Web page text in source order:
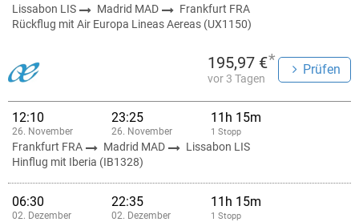
Lissabon LIS Madrid MAD
Frankfurt FRA
Rückflug mit Air Europa Lineas Aereas (UX1150)
195,97 €*
vor 3 Tagen
Prüfen
12:10
26. November
23:25
26. November
11h 15m
1 Stopp
Frankfurt FRA Madrid MAD
Lissabon LIS
Hinflug mit Iberia (IB1328)
06:30
02. Dezember
22:35
02. Dezember
11h 15m
1 Stopp